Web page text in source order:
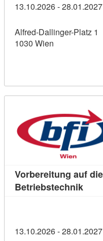
13.10.2026 - 28.01.2027
Alfred-Dallinger-Platz 1
1030 Wien
Vorbereitung auf
Betriebstechnik
13.10.2026 - 28.01.2027